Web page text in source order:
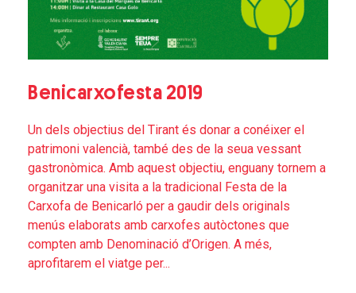
Benicarxofesta 2019
Un dels objectius del Tirant és donar a conéixer el
patrimoni valencià, també des de la seua vessant
gastronòmica. Amb aquest objectiu, enguany tornem a
organitzar una visita a la tradicional Festa de la
Carxofa de Benicarló per a gaudir dels originals
menús elaborats amb carxofes autòctones que
compten amb Denominació d’Origen. A més,
aprofitarem el viatge per...